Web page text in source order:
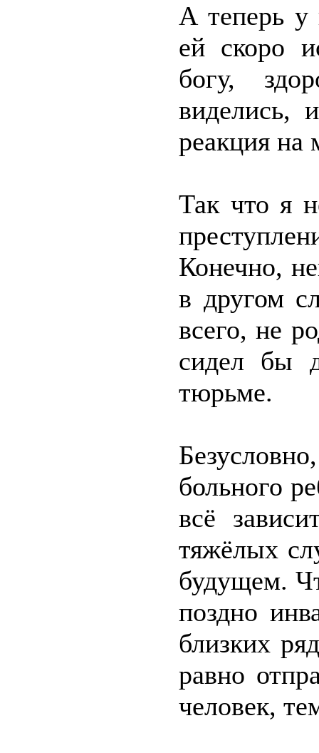
А теперь у
ей скоро
богу,
виделись,
реакция на
Так что я
Конечно,
в другом
всего, не
сидел бы
тюрьме.
больного
всё
тяжёлых
будущем.
поздно
близких
равно
человек,